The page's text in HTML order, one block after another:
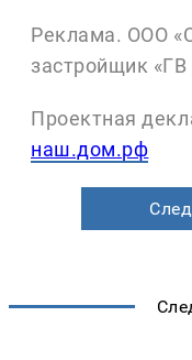
Реклама. ООО
застройщик
Проектная
наш.дом.рф